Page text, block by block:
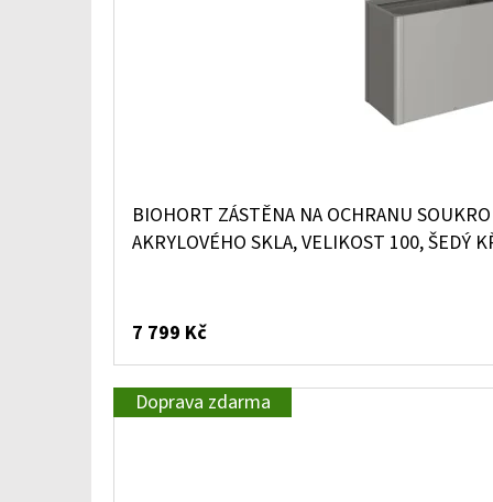
BIOHORT ZÁSTĚNA NA OCHRANU
AKRYLOVÉHO SKLA, VELIKOST 100, ŠEDÝ
7 799 Kč
Doprava zdarma